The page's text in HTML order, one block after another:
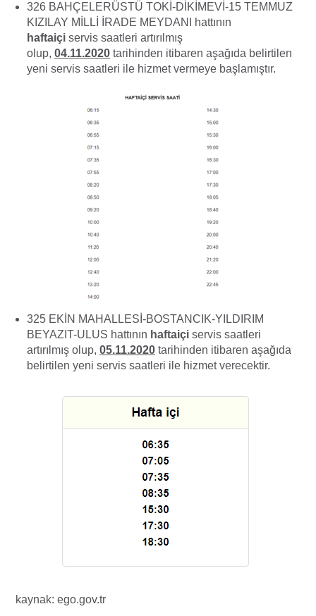
326 BAHÇELERÜSTÜ TOKİ-DİKİMEVİ-15 TEMMUZ
KIZILAY MİLLİ İRADE MEYDANI hattının
haftaiçi servis saatleri artırılmış
olup, 04.11.2020 tarihinden itibaren aşağıda belirtilen
yeni servis saatleri ile hizmet vermeye başlamıştır.
325 EKİN MAHALLESİ-BOSTANCIK-YILDIRIM
BEYAZIT-ULUS hattının haftaiçi servis saatleri
artırılmış olup, 05.11.2020 tarihinden itibaren aşağıda
belirtilen yeni servis saatleri ile hizmet verecektir.
kaynak: ego.gov.tr